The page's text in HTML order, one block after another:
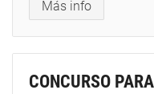
Más info
CONCURSO